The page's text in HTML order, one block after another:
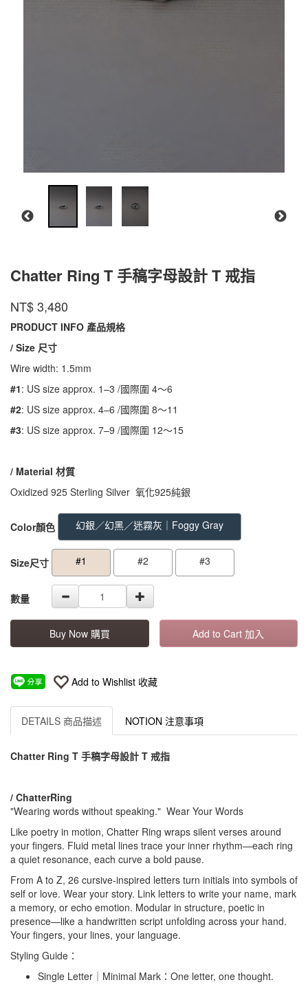
Chatter Ring T 手稿字母設計 T 戒指
商品代號
TGR01
CR-
品牌 INTZUITION
NT$3,480
PRODUCT INFO 產品規格
/ Size 尺寸
Wire width: 1.5mm
#1: US size approx. 1–3 /國際圍 4～6
#2: US size approx. 4–6 /國際圍 8～11
#3: US size approx. 7–9 /國際圍 12～15
/ Material 材質
Oxidized 925 Sterling Silver 氧化925純銀
GOODS000000000000000000544
Color顏色 幻銀／幻黑／迷霧灰｜Foggy Gray
Size尺寸 #1 #2 #3
數量
Buy Now 購買 Add to Cart 加入
Add to Wishlist 收藏
DETAILS 商品描述 NOTION 注意事項
Chatter Ring T 手稿字母設計 T 戒指
/ ChatterRing
"Wearing words without speaking." Wear Your Words
Like poetry in motion, Chatter Ring wraps silent verses around
your fingers. Fluid metal lines trace your inner rhythm—each ring
a quiet resonance, each curve a bold pause.
From A to Z, 26 cursive-inspired letters turn initials into symbols of
self or love. Wear your story. Link letters to write your name, mark
a memory, or echo emotion. Modular in structure, poetic in
presence—like a handwritten script unfolding across your hand.
Your fingers, your lines, your language.
Styling Guide：
Single Letter｜Minimal Mark：One letter, one thought.